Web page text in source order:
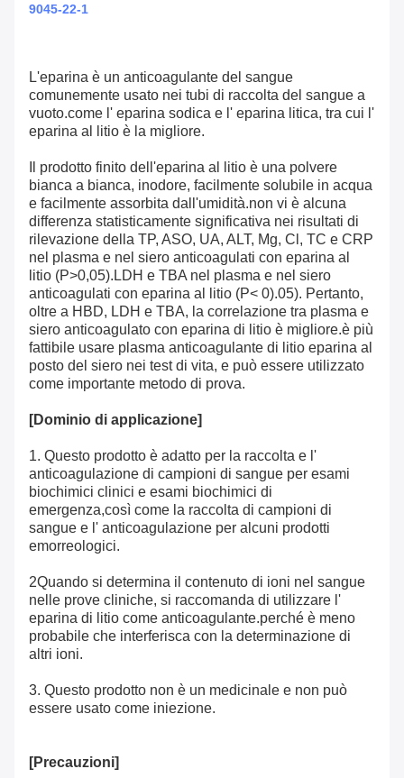
9045-22-1
L'eparina è un anticoagulante del sangue
comunemente usato nei tubi di raccolta del sangue a
vuoto.come l' eparina sodica e l' eparina litica, tra cui l'
eparina al litio è la migliore.
Il prodotto finito dell'eparina al litio è una polvere
bianca a bianca, inodore, facilmente solubile in acqua
e facilmente assorbita dall'umidità.non vi è alcuna
differenza statisticamente significativa nei risultati di
rilevazione della TP, ASO, UA, ALT, Mg, Cl, TC e CRP
nel plasma e nel siero anticoagulati con eparina al
litio (P>0,05).LDH e TBA nel plasma e nel siero
anticoagulati con eparina al litio (P< 0).05). Pertanto,
oltre a HBD, LDH e TBA, la correlazione tra plasma e
siero anticoagulato con eparina di litio è migliore.è più
fattibile usare plasma anticoagulante di litio eparina al
posto del siero nei test di vita, e può essere utilizzato
come importante metodo di prova.
[Dominio di applicazione]
1. Questo prodotto è adatto per la raccolta e l'
anticoagulazione di campioni di sangue per esami
biochimici clinici e esami biochimici di
emergenza,così come la raccolta di campioni di
sangue e l' anticoagulazione per alcuni prodotti
emorreologici.
2Quando si determina il contenuto di ioni nel sangue
nelle prove cliniche, si raccomanda di utilizzare l'
eparina di litio come anticoagulante.perché è meno
probabile che interferisca con la determinazione di
altri ioni.
3. Questo prodotto non è un medicinale e non può
essere usato come iniezione.
[Precauzioni]